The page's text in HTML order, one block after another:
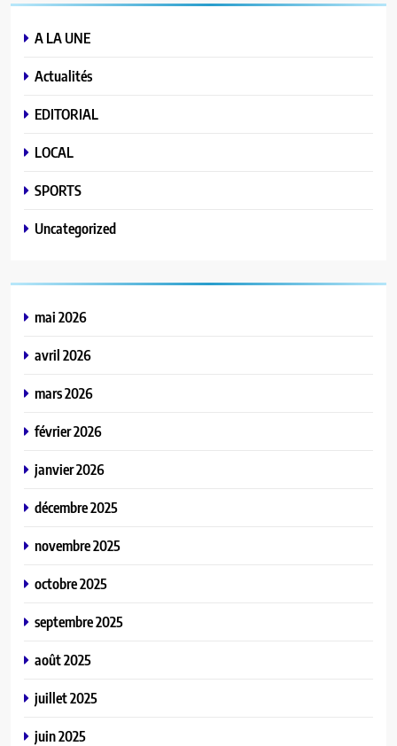
A LA UNE
Actualités
EDITORIAL
LOCAL
SPORTS
Uncategorized
mai 2026
avril 2026
mars 2026
février 2026
janvier 2026
décembre 2025
novembre 2025
octobre 2025
septembre 2025
août 2025
juillet 2025
juin 2025